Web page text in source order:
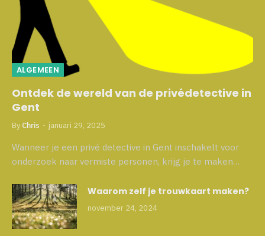
ALGEMEEN
Ontdek de wereld van de privédetective in
Gent
By Chris januari 29, 2025
Wanneer je een privé detective in Gent inschakelt voor
onderzoek naar vermiste personen, krijg je te maken…
Waarom zelf je trouwkaart maken?
november 24, 2024